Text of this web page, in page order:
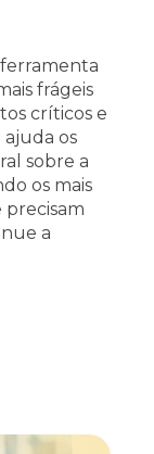
frágeis
críticos e
ajuda os
sobre a
os mais
a